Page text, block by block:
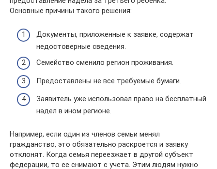
Основные причины такого решения:
Документы, приложенные к заявке, содержат
недостоверные сведения.
Семейство сменило регион проживания.
Предоставлены не все требуемые бумаги.
Заявитель уже использовал право на бесплатный
надел в ином регионе.
Например, если один из членов семьи менял
гражданство, это обязательно раскроется и заявку
отклонят. Когда семья переезжает в другой субъект
федерации, то ее снимают с учета. Этим людям нужно